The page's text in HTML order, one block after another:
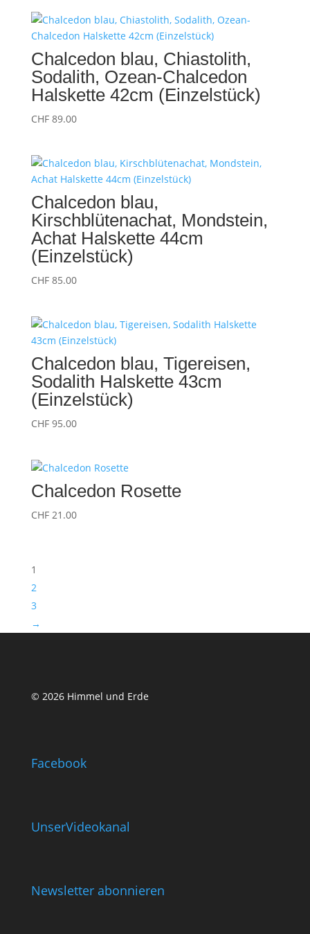
Chalcedon blau, Chiastolith,
Sodalith, Ozean-Chalcedon
Halskette 42cm (Einzelstück)
CHF89.00
Chalcedon blau,
Kirschblütenachat, Mondstein,
Achat Halskette 44cm
(Einzelstück)
CHF85.00
Chalcedon blau, Tigereisen,
Sodalith Halskette 43cm
(Einzelstück)
CHF95.00
Chalcedon Rosette
CHF21.00
1
2
3
→
© 2026 Himmel und Erde
Facebook
UnserVideokanal
Newsletter abonnieren